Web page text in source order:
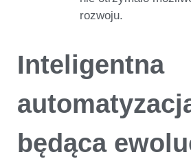
rozwoju.
Inteligentna
będąca